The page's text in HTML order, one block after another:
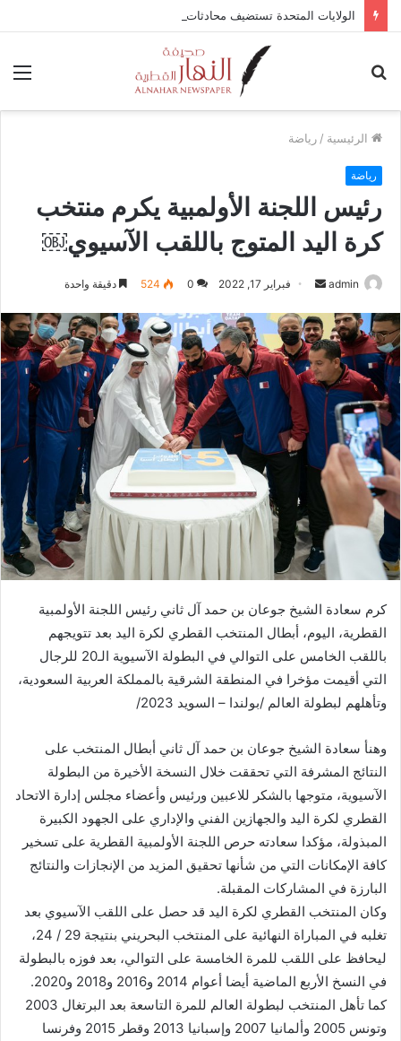
الرئيسية / رياضة
رياضة
رئيس اللجنة الأولمبية يكرم منتخب
كرة اليد المتوج باللقب الآسيوي￼
admin
أرسل
إلكترونيا
فبراير 17, 2022 0
524 دقيقة واحدة
كرم سعادة الشيخ جوعان بن حمد آل ثاني رئيس اللجنة الأولمبية
القطرية، اليوم، أبطال المنتخب القطري لكرة اليد بعد تتويجهم
باللقب الخامس على التوالي في البطولة الآسيوية الـ20 للرجال
التي أقيمت مؤخرا في المنطقة الشرقية بالمملكة العربية السعودية،
وتأهلهم لبطولة العالم /بولندا – السويد 2023/
وهنأ سعادة الشيخ جوعان بن حمد آل ثاني أبطال المنتخب على
النتائج المشرفة التي تحققت خلال النسخة الأخيرة من البطولة
الآسيوية، متوجها بالشكر للاعبين ورئيس وأعضاء مجلس إدارة الاتحاد
القطري لكرة اليد والجهازين الفني والإداري على الجهود الكبيرة
المبذولة، مؤكدا سعادته حرص اللجنة الأولمبية القطرية على تسخير
كافة الإمكانات التي من شأنها تحقيق المزيد من الإنجازات والنتائج
البارزة في المشاركات المقبلة.
وكان المنتخب القطري لكرة اليد قد حصل على اللقب الآسيوي بعد
تغلبه في المباراة النهائية على المنتخب البحريني بنتيجة 29 / 24،
ليحافظ على اللقب للمرة الخامسة على التوالي، بعد فوزه بالبطولة
في النسخ الأربع الماضية أيضا أعوام 2014 و2016 و2018 و2020.
كما تأهل المنتخب لبطولة العالم للمرة التاسعة بعد البرتغال 2003
وتونس 2005 وألمانيا 2007 وإسبانيا 2013 وقطر 2015 وفرنسا